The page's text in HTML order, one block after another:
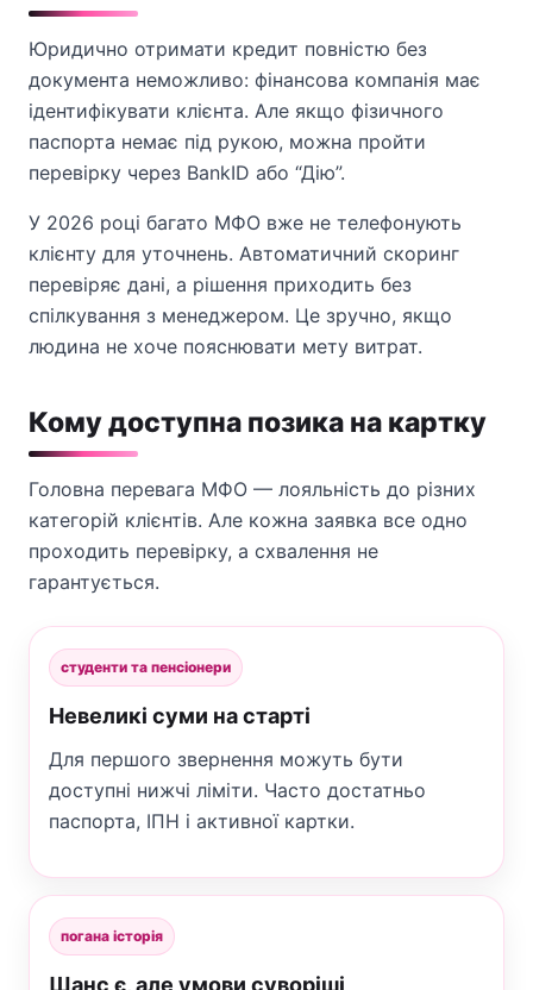
Юридично отримати кредит повністю без
документа неможливо: фінансова компанія має
ідентифікувати клієнта. Але якщо фізичного
паспорта немає під рукою, можна пройти
перевірку через BankID або “Дію”.
У 2026 році багато МФО вже не телефонують
клієнту для уточнень. Автоматичний скоринг
перевіряє дані, а рішення приходить без
спілкування з менеджером. Це зручно, якщо
людина не хоче пояснювати мету витрат.
Кому доступна позика на картку
Головна перевага МФО — лояльність до різних
категорій клієнтів. Але кожна заявка все одно
проходить перевірку, а схвалення не
гарантується.
студенти та пенсіонери
Невеликі суми на старті
Для першого звернення можуть бути
доступні нижчі ліміти. Часто достатньо
паспорта, ІПН і активної картки.
погана історія
Шанс є, але умови суворіші